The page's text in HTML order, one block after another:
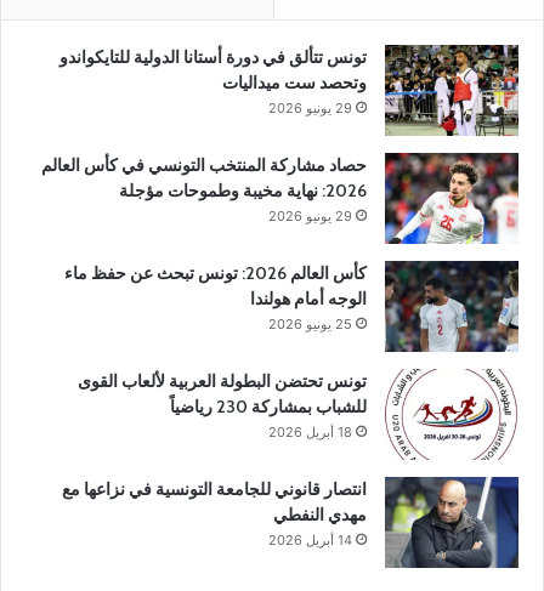
تونس تتألق في دورة أستانا الدولية للتايكواندو
وتحصد ست ميداليات
29 يونيو 2026
حصاد مشاركة المنتخب التونسي في كأس العالم
2026: نهاية مخيبة وطموحات مؤجلة
29 يونيو 2026
كأس العالم 2026: تونس تبحث عن حفظ ماء
الوجه أمام هولندا
25 يونيو 2026
تونس تحتضن البطولة العربية لألعاب القوى
للشباب بمشاركة 230 رياضياً
18 أبريل 2026
انتصار قانوني للجامعة التونسية في نزاعها مع
مهدي النفطي
14 أبريل 2026